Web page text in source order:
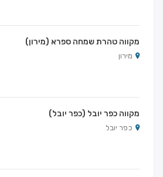
מקווה טהרת שמחה ספרא (מירון)
מירון
מקווה כפר יובל (כפר יובל)
כפר יובל